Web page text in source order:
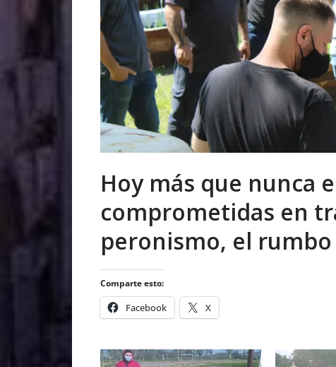
Hoy más que nunca
comprometidas en
peronismo, el
Comparte esto:
Facebook X